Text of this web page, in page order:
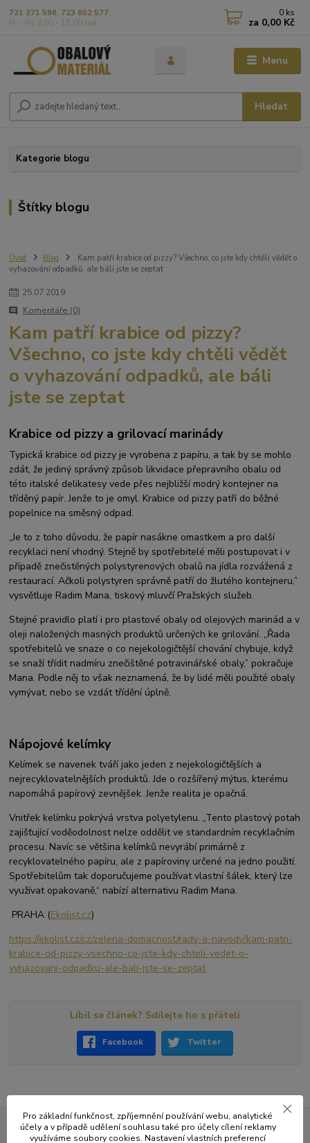
Menu
Hledat
721 271 596, 723 602 577
Po - Pá 9,00 - 15,00 hod
0 ks
za 0,00 Kč
Kategorie blogu
Štítky blogu
Úvod Blog
Kam patří krabice od pizzy? Všechno, co jste kdy chtěli vědět o
vyhazování odpadků, ale báli jste se zeptat
25.07.2019
Komentáře (0)
Kam patří krabice od pizzy?
Všechno, co jste kdy chtěli vědět
o vyhazování odpadků, ale báli
jste se zeptat
Krabice od pizzy a grilovací marinády
Typická krabice od pizzy je vyrobena z papíru, a tak by se mohlo
zdát, že jediný správný způsob likvidace přepravního obalu od
této italské delikatesy vede přes nejbližší modrý kontejner na
tříděný papír. Jenže to je omyl. Krabice od pizzy patří do běžné
popelnice na směsný odpad.
„Je to z toho důvodu, že papír nasákne omastkem a pro další
recyklaci není vhodný. Stejně by spotřebitelé měli postupovat i v
případě znečistěných polystyrenových obalů na jídla rozvážená z
restaurací. Ačkoli polystyren správně patří do žlutého kontejneru,”
vysvětluje Radim Mana, tiskový mluvčí Pražských služeb.
Stejné pravidlo platí i pro plastové obaly od olejových marinád a v
oleji naložených masných produktů určených ke grilování. „Řada
spotřebitelů ve snaze o co nejekologičtější chování chybuje, když
se snaží třídit nadmíru znečištěné potravinářské obaly,” pokračuje
Mana. Podle něj to však neznamená, že by lidé měli použité obaly
vymývat, nebo se vzdát třídění úplně.
Nápojové kelímky
Kelímek se navenek tváří jako jeden z nejekologičtějších a
nejrecyklovatelnějších produktů. Jde o rozšířený mýtus, kterému
napomáhá papírový zevnějšek. Jenže realita je opačná.
Vnitřek kelímku pokrývá vrstva polyetylenu. „Tento plastový potah
zajišťující voděodolnost nelze oddělit ve standardním recyklačním
procesu. Navíc se většina kelímků nevyrábí primárně z
recyklovatelného papíru, ale z papíroviny určené na jedno použití.
Spotřebitelům tak doporučujeme používat vlastní šálek, který lze
využívat opakovaně,“ nabízí alternativu Radim Mana.
PRAHA (Ekolist.cz)
https://ekolist.cz/cz/zelena-domacnost/rady-a-navody/kam-patri-
krabice-od-pizzy-vsechno-co-jste-kdy-chteli-vedet-o-
vyhazovani-odpadku-ale-bali-jste-se-zeptat
Líbil se článek? Sdílejte ho s přáteli
Facebook Twitter
Pro základní funkčnost, zpříjemnění používání webu, analytické
účely a v případě udělení souhlasu také pro účely cílení reklamy
využíváme soubory cookies. Nastavení vlastních preferencí